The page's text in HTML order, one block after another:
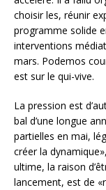
choisir les, réunir
programme solide
interventions
mars. Podemos
est sur le qui-vive.
La pression est
bal d’une longue
partielles en mai,
créer la
ultime, la raison
lancement, est de